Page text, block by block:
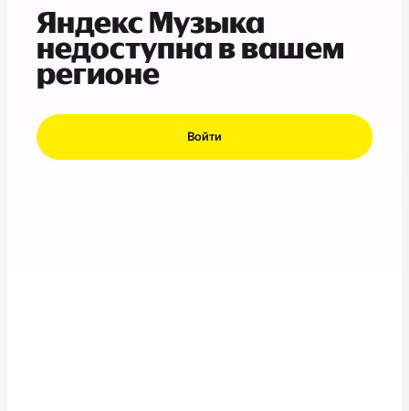
Яндекс Музыка
недоступна в вашем
регионе
Войти